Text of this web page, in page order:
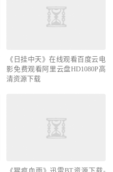
《日挂中天》在线观看百度云电
影免费观看阿里云盘HD1080P高
清资源下载